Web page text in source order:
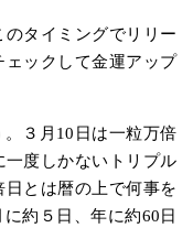
タイミングでリリー
ックして金運アップ
３月10日は一粒万倍
一度しかないトリプル
とは暦の上で何事を
約５日、年に約60日